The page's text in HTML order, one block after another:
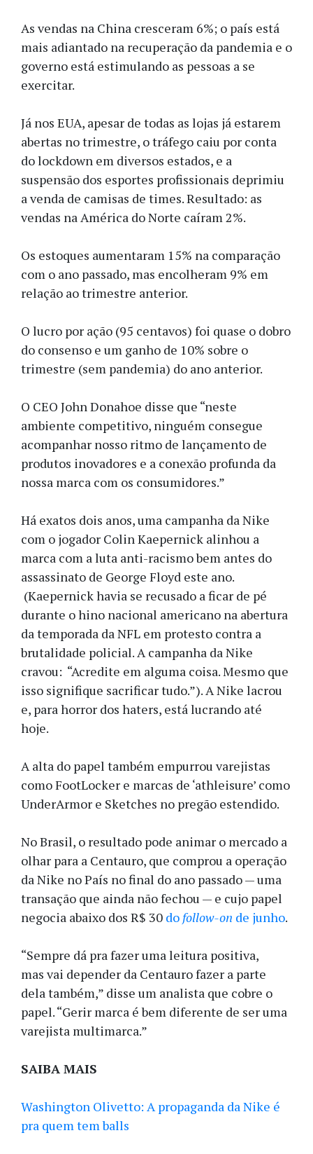
As vendas na China cresceram 6%; o país está
mais adiantado na recuperação da pandemia e o
governo está estimulando as pessoas a se
exercitar.
Já nos EUA, apesar de todas as lojas já estarem
abertas no trimestre, o tráfego caiu por conta
do lockdown em diversos estados, e a
suspensão dos esportes profissionais deprimiu
a venda de camisas de times. Resultado: as
vendas na América do Norte caíram 2%.
Os estoques aumentaram 15% na comparação
com o ano passado, mas encolheram 9% em
relação ao trimestre anterior.
O lucro por ação (95 centavos) foi quase o dobro
do consenso e um ganho de 10% sobre o
trimestre (sem pandemia) do ano anterior.
O CEO John Donahoe disse que “neste
ambiente competitivo, ninguém consegue
acompanhar nosso ritmo de lançamento de
produtos inovadores e a conexão profunda da
nossa marca com os consumidores.”
Há exatos dois anos, uma campanha da Nike
com o jogador Colin Kaepernick alinhou a
marca com a luta anti-racismo bem antes do
assassinato de George Floyd este ano.
(Kaepernick havia se recusado a ficar de pé
durante o hino nacional americano na abertura
da temporada da NFL em protesto contra a
brutalidade policial. A campanha da Nike
cravou: “Acredite em alguma coisa. Mesmo que
isso signifique sacrificar tudo.”). A Nike lacrou
e, para horror dos haters, está lucrando até
hoje.
A alta do papel também empurrou varejistas
como FootLocker e marcas de ‘athleisure’ como
UnderArmor e Sketches no pregão estendido.
No Brasil, o resultado pode animar o mercado a
olhar para a Centauro, que comprou a operação
da Nike no País no final do ano passado — uma
transação que ainda não fechou — e cujo papel
negocia abaixo dos R$ 30 do follow-on de junho.
“Sempre dá pra fazer uma leitura positiva,
mas vai depender da Centauro fazer a parte
dela também,” disse um analista que cobre o
papel. “Gerir marca é bem diferente de ser uma
varejista multimarca.”
SAIBA MAIS
Washington Olivetto: A propaganda da Nike é
pra quem tem balls